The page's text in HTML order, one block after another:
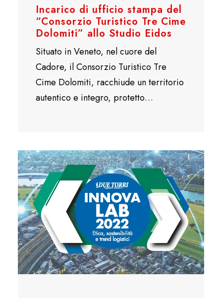
Incarico di ufficio stampa del
“Consorzio Turistico Tre Cime
Dolomiti” allo Studio Eidos
Situato in Veneto, nel cuore del
Cadore, il Consorzio Turistico Tre
Cime Dolomiti, racchiude un territorio
autentico e integro, protetto…